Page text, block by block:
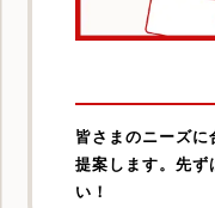
皆さまのニーズ
提案します。先ず
い！